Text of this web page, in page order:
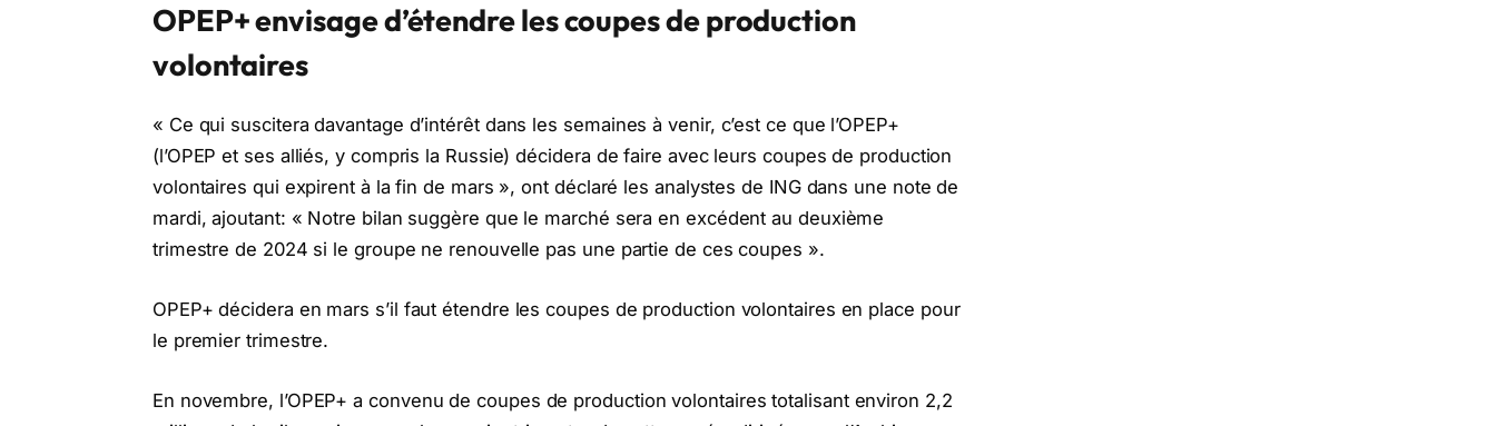
OPEP+ envisage d’étendre les coupes de production
volontaires
« Ce qui suscitera davantage d’intérêt dans les semaines à venir, c’est ce que l’OPEP+
(l’OPEP et ses alliés, y compris la Russie) décidera de faire avec leurs coupes de production
volontaires qui expirent à la fin de mars », ont déclaré les analystes de ING dans une note de
mardi, ajoutant: « Notre bilan suggère que le marché sera en excédent au deuxième
trimestre de 2024 si le groupe ne renouvelle pas une partie de ces coupes ».
OPEP+ décidera en mars s’il faut étendre les coupes de production volontaires en place pour
le premier trimestre.
En novembre, l’OPEP+ a convenu de coupes de production volontaires totalisant environ 2,2